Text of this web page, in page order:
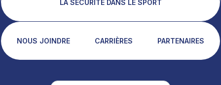
LA SÉCURITÉ DANS LE SPORT
NOUS JOINDRE CARRIÈRES PARTENAIRES